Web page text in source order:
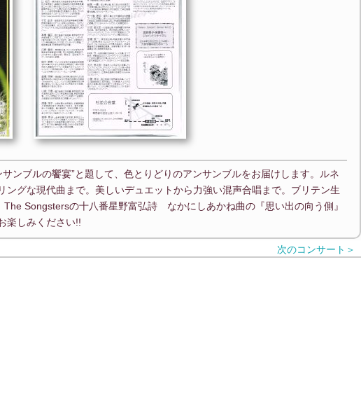
ンブルの饗宴”と題して、色とりどりのアンサンブルをお届けします。ルネ
ングな現代曲まで。美しいデュエットから力強い混声合唱まで。ブリテン生
Songstersの十八番星野富弘詩 なかにしあかね曲の『思い出の向う側』
楽しみください!!
次のコンサート＞